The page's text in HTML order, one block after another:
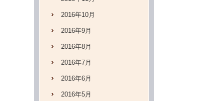
2016年10月
2016年9月
2016年8月
2016年7月
2016年6月
2016年5月